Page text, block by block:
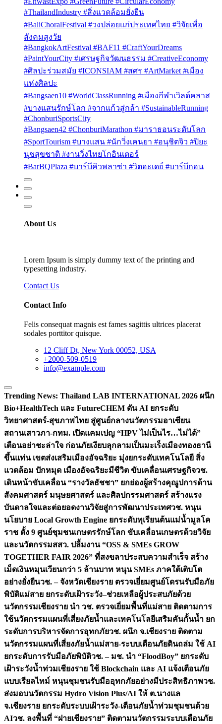
#ThailandIndustry #สิ่งแวดล้อมยั่งยืน
#BaliChoralFestival #วงปล่อยแก่ประเทศไทย #วิจัยเพื่อ
สังคมสูงวัย
#BangkokArtFestival #BAF11 #CraftYourDreams
#PaintYourCity #เศรษฐกิจวัฒนธรรม #CreativeEconomy
#ศิลปะร่วมสมัย #ICONSIAM #สศร #ArtMarket #เมือง
แห่งศิลปะ
#Bangsaen10 #WorldClassRunning #เมืองกีฬาเวิลด์คลาส
#บางแสนรักษ์โลก #จากแก้วสู่กล้า #SustainableRunning
#ChonburiSportsCity
#Bangsaen42 #ChonburiMarathon #มาราธอนระดับโลก
#SportTourism #บางแสน #นักวิ่งเคนยา #อนุชิตจิว #ปิยะ
นุชสุขชาติ #งานวิ่งไทยโกอินเตอร์
#BarBQPlaza #บาร์บีคิวพลาซ่า #วิตอะเดย์ #บาร์บีกอน
About Us
Lorem Ipsum is simply dummy text of the printing and
typesetting industry.
Contact Us
Contact Info
Felis consequat magnis est fames sagittis ultrices placerat
sodales porttitor quisque.
12 Cliff Dt, New York 00052, USA
+2000-509-0519
info@example.com
Trending News: Thailand LAB INTERNATIONAL 2026 ผนึก
Bio+HealthTech และ FutureCHEM ดัน AI ยกระดับ
วิทยาศาสตร์-สุขภาพไทย สู่ศูนย์กลางนวัตกรรมอาเซียน
สถานเสาวภา-กทม. เปิดแคมเปญ “HPV ไม่เป็นไร…ไม่ได้”
เตือนอย่าชะล่าใจ ก่อนภัยเงียบลุกลามเป็นมะเร็งเมืองทองธานี
ขึ้นแท่น เขตส่งเสริมเมืองอัจฉริยะ มุ่งยกระดับเทคโนโลยี สิ่ง
แวดล้อม ปักหมุด เมืองอัจฉริยะมีชีวิต ขับเคลื่อนเศรษฐกิจวช.
เดินหน้าขับเคลื่อน “รางวัลธัชชา” ยกย่องผู้สร้างคุณูปการด้าน
สังคมศาสตร์ มนุษยศาสตร์ และศิลปกรรมศาสตร์ สร้างแรง
บันดาลใจและต่อยอดงานวิจัยสู่การพัฒนาประเทศวช. หนุน
นโยบาย Local Growth Engine ยกระดับทุเรียนต้นแม่น้ำมูลโค
ราช ตั้ง 9 ศูนย์ชุมชนเกษตรรักษ์โลก ขับเคลื่อนเกษตรด้วยวิจัย
และนวัตกรรมสสว. ปลื้มงาน “OSS & SMEs GROW
TOGETHER FAIR 2026” ที่สงขลาประสบความสำเร็จ สร้าง
เม็ดเงินหมุนเวียนกว่า 5 ล้านบาท หนุน SMEs ภาคใต้เติบโต
อย่างยั่งยืนวช. – จังหวัดเชียงราย ตรวจเยี่ยมศูนย์โดรนรับมือภัย
พิบัติแม่สาย ยกระดับเฝ้าระวัง–ช่วยเหลือผู้ประสบภัยด้วย
นวัตกรรมเชียงราย นำ วช. ตรวจเยี่ยมพื้นที่แม่สาย ติดตามการ
ใช้นวัตกรรมแผนที่เสี่ยงภัยน้ำและเทคโนโลยีเสริมคันกั้นน้ำ ยก
ระดับการบริหารจัดการอุทกภัยวช. ผนึก จ.เชียงราย ติดตาม
นวัตกรรมแผนที่เสี่ยงภัยน้ำแม่สาย-ระบบเตือนภัยดินถล่ม ใช้ AI
ยกระดับการรับมือภัยพิบัติวช. – มช. นำ “FloodBoy” ยกระดับ
เฝ้าระวังน้ำท่วมเชียงราย ใช้ Blockchain และ AI แจ้งเตือนภัย
แบบเรียลไทม์ หนุนชุมชนรับมืออุทกภัยอย่างมีประสิทธิภาพวช.
ส่งมอบนวัตกรรม Hydro Vision Plus/AI ให้ ต.นางแล
จ.เชียงราย ยกระดับระบบเฝ้าระวัง-เตือนภัยน้ำท่วมชุมชนด้วย
AIวช. ลงพื้นที่ “ฝายเชียงราย” ติดตามนวัตกรรมระบบเตือนภัย